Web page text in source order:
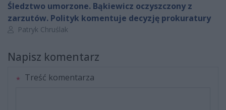
Śledztwo umorzone. Bąkiewicz oczyszczony z
zarzutów. Polityk komentuje decyzję prokuratury
Autor artykułu:
Patryk Chruślak
Napisz komentarz
Treść komentarza